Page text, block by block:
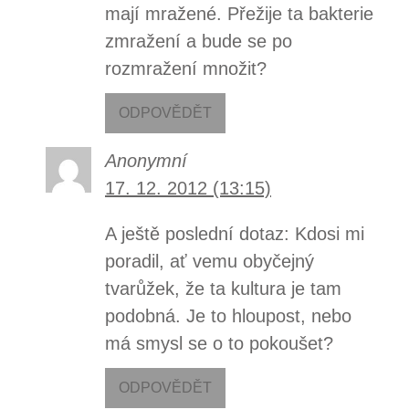
mají mražené. Přežije ta bakterie
zmražení a bude se po
rozmražení množit?
ODPOVĚDĚT
Anonymní
17. 12. 2012 (13:15)
A ještě poslední dotaz: Kdosi mi
poradil, ať vemu obyčejný
tvarůžek, že ta kultura je tam
podobná. Je to hloupost, nebo
má smysl se o to pokoušet?
ODPOVĚDĚT